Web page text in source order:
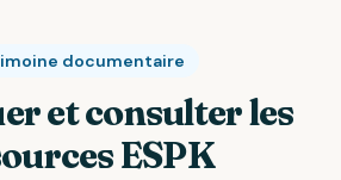
documentaire
et consulter les
ESPK